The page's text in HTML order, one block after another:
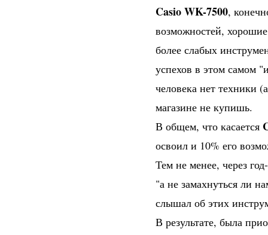
Casio WK-7500,
возможностей,
более слабых
успехов в этом самом
человека нет техники
магазине не купишь.
В общем, что касается
освоил и 10% его
Тем не менее, через
"а не замахнуться ли
слышал об этих
В результате, была